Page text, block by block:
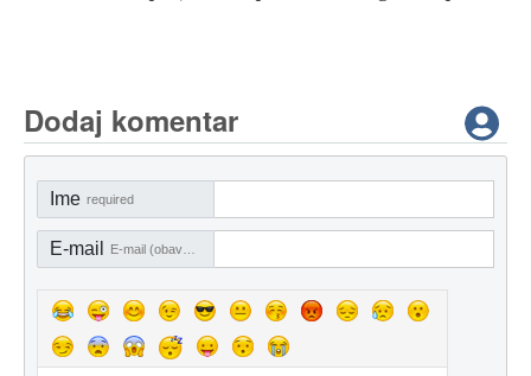
Dodaj komentar
Ime required
E-mail